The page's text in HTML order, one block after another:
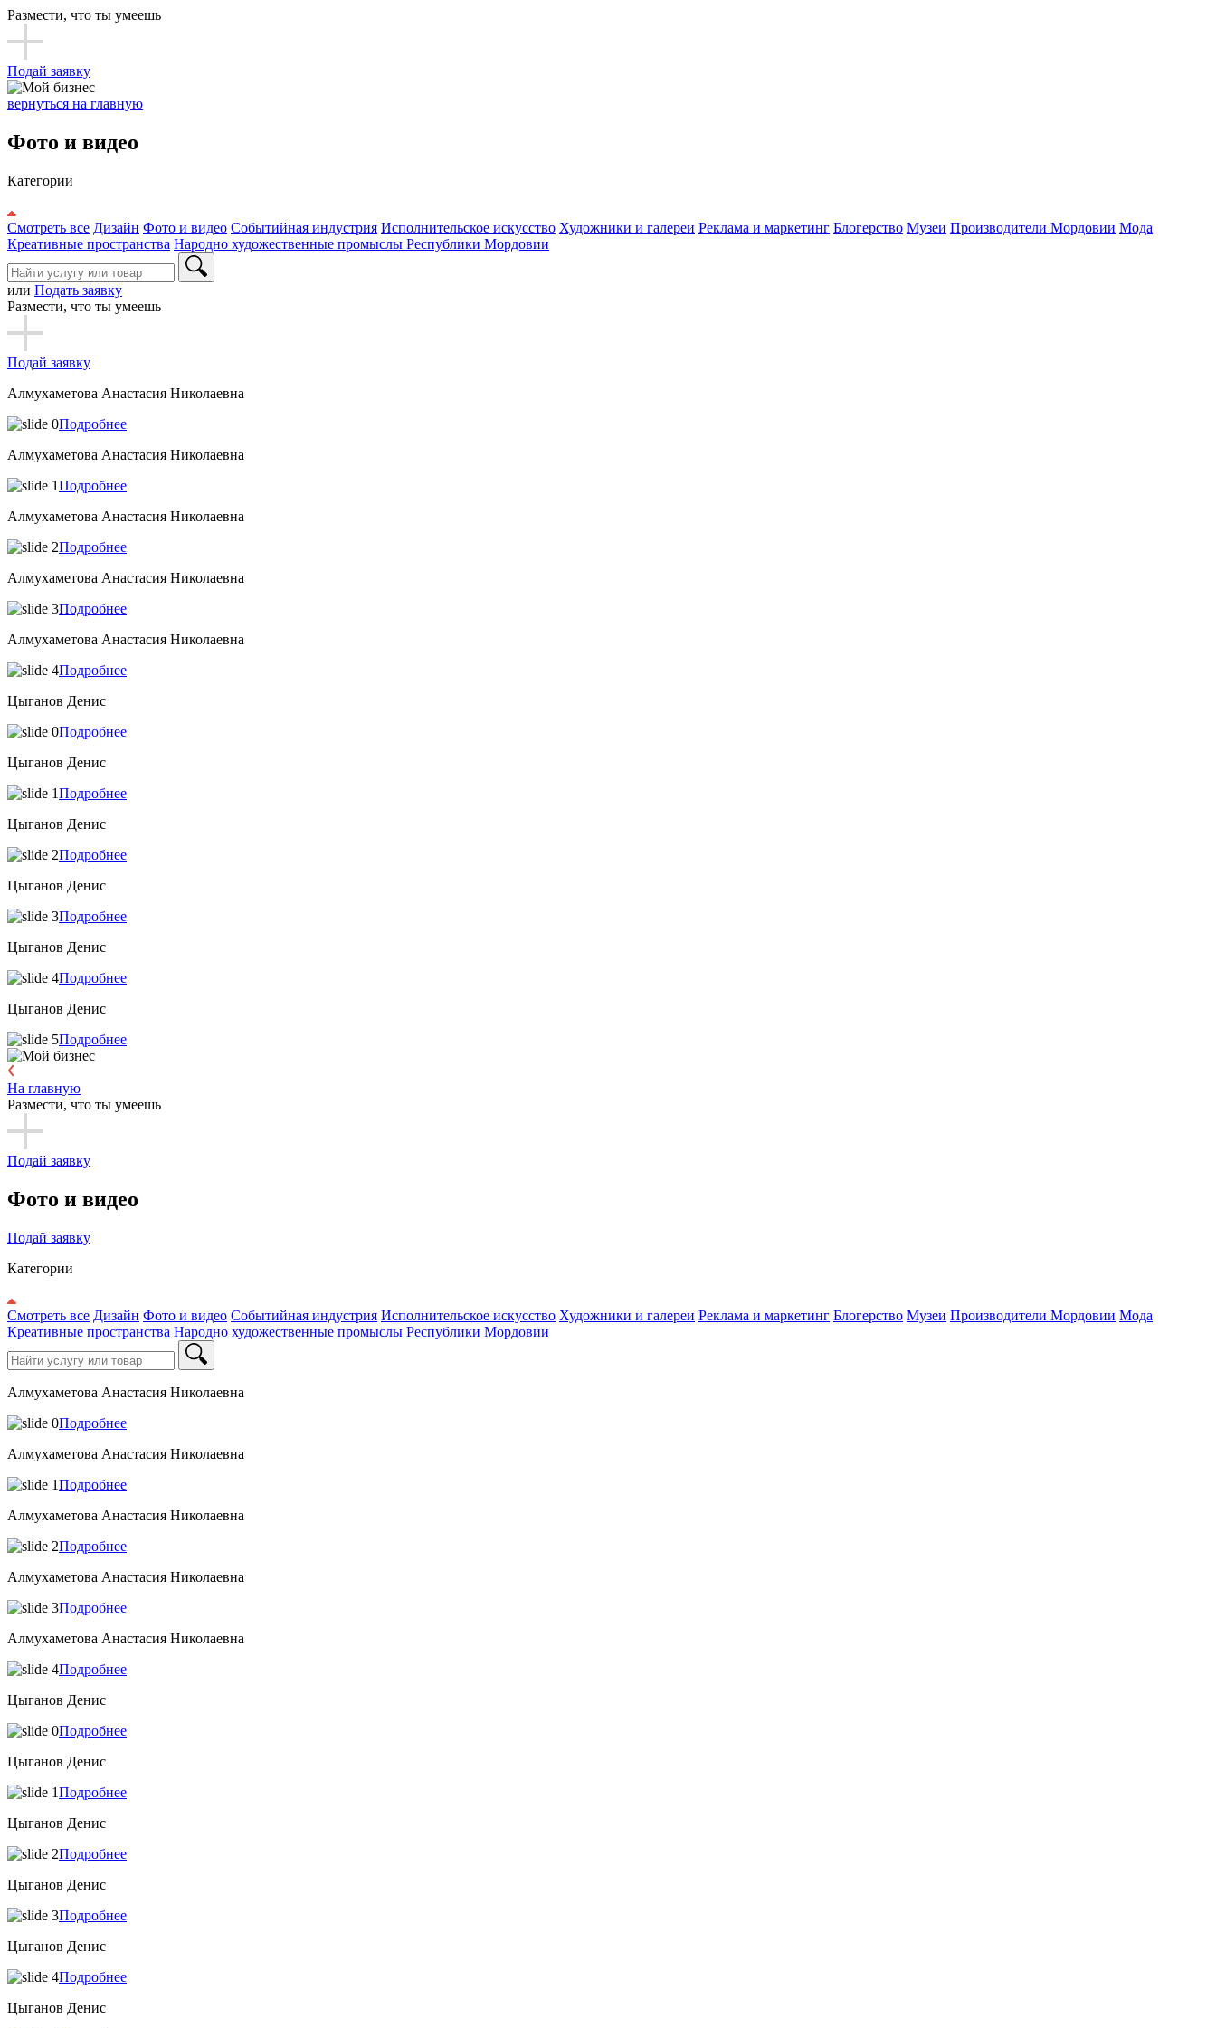
Размести, что ты умеешь
Подай заявку
вернуться на главную
Фото и видео
Категории
Смотреть все Дизайн Фото и видео Событийная индустрия Исполнительское искусство Художники и галереи Реклама и маркетинг Блогерство Музеи Производители Мордовии Мода
Креативные пространства Народно художественные промыслы Республики Мордовии
или Подать заявку
Размести, что ты умеешь
Подай заявку
Алмухаметова Анастасия Николаевна
Подробнее
Алмухаметова Анастасия Николаевна
Подробнее
Алмухаметова Анастасия Николаевна
Подробнее
Алмухаметова Анастасия Николаевна
Подробнее
Алмухаметова Анастасия Николаевна
Подробнее
Цыганов Денис
Подробнее
Цыганов Денис
Подробнее
Цыганов Денис
Подробнее
Цыганов Денис
Подробнее
Цыганов Денис
Подробнее
Цыганов Денис
Подробнее
На главную
Размести, что ты умеешь
Подай заявку
Фото и видео
Подай заявку
Категории
Смотреть все Дизайн Фото и видео Событийная индустрия Исполнительское искусство Художники и галереи Реклама и маркетинг Блогерство Музеи Производители Мордовии Мода
Креативные пространства Народно художественные промыслы Республики Мордовии
Алмухаметова Анастасия Николаевна
Подробнее
Алмухаметова Анастасия Николаевна
Подробнее
Алмухаметова Анастасия Николаевна
Подробнее
Алмухаметова Анастасия Николаевна
Подробнее
Алмухаметова Анастасия Николаевна
Подробнее
Цыганов Денис
Подробнее
Цыганов Денис
Подробнее
Цыганов Денис
Подробнее
Цыганов Денис
Подробнее
Цыганов Денис
Подробнее
Цыганов Денис